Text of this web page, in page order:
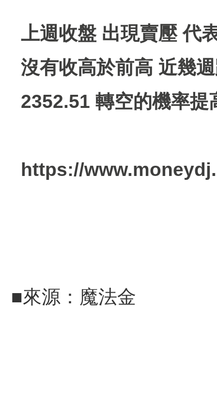
上週收盤 出現賣壓 代
沒有收高於前高 近幾
2352.51 轉空的機率提
https://
■來源：魔法金